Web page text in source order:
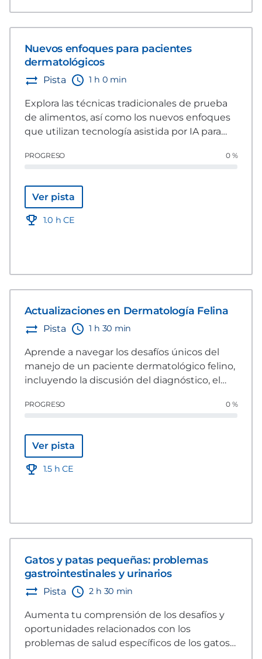
Nuevos enfoques para pacientes
dermatológicos
Pista 1 h 0 min
Explora las técnicas tradicionales de prueba
de alimentos, así como los nuevos enfoques
que utilizan tecnología asistida por IA para
PROGRESO 0 %
Ver pista
1.0 h CE
Actualizaciones en Dermatología Felina
Pista 1 h 30 min
Aprende a navegar los desafíos únicos del
manejo de un paciente dermatológico felino,
incluyendo la discusión del diagnóstico, el
específicas para generar confianza con el
referencia.
PROGRESO 0 %
Ver pista
1.5 h CE
Gatos y patas pequeñas: problemas
gastrointestinales y urinarios
Pista 2 h 30 min
Aumenta tu comprensión de los desafíos y
oportunidades relacionados con los
problemas de salud específicos de los gatos y